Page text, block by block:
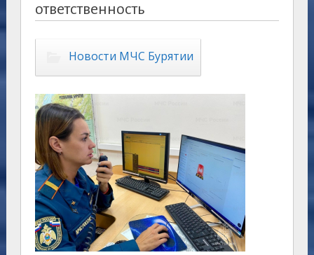
ответственность
Новости МЧС Бурятии